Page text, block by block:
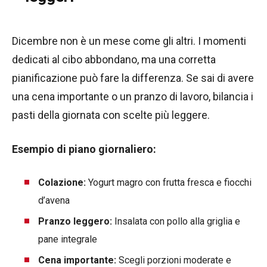
Dicembre non è un mese come gli altri. I momenti
dedicati al cibo abbondano, ma una corretta
pianificazione può fare la differenza. Se sai di avere
una cena importante o un pranzo di lavoro, bilancia i
pasti della giornata con scelte più leggere.
Esempio di piano giornaliero:
Colazione: Yogurt magro con frutta fresca e fiocchi
d’avena
Pranzo leggero: Insalata con pollo alla griglia e
pane integrale
Cena importante: Scegli porzioni moderate e